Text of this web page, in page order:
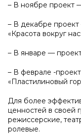
– В ноябре проект
– В декабре
«Красота вокруг
– В январе —
– В феврале -
«Пластилиновый
Для более
ценностей в своей
режиссерские,
ролевые.